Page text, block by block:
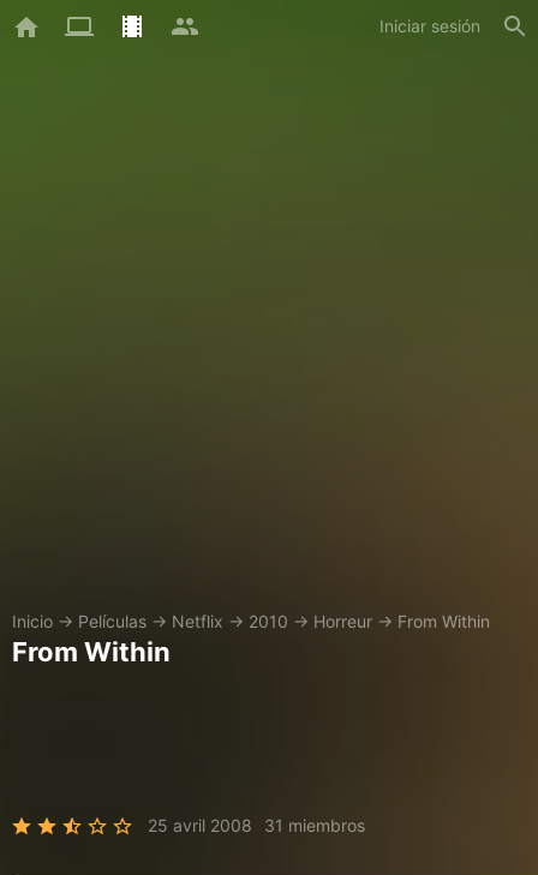
Iniciar sesión
Inicio → Películas → Netflix → 2010 → Horreur → From Within
From Within
25 avril 2008 31 miembros